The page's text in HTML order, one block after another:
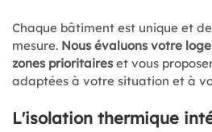
Chaque bâtiment est unique et
mesure. Nous évaluons votre
zones prioritaireset vous
adaptées à votre situation et à
L'isolation thermique